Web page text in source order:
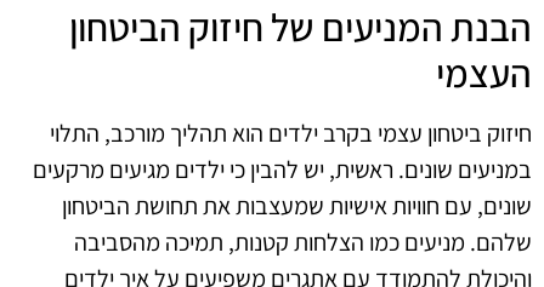
הבנת המניעים של חיזוק הביטחון
העצמי
חיזוק ביטחון עצמי בקרב ילדים הוא תהליך מורכב, התלוי
במניעים שונים. ראשית, יש להבין כי ילדים מגיעים מרקעים
שונים, עם חוויות אישיות שמעצבות את תחושת הביטחון
שלהם. מניעים כמו הצלחות קטנות, תמיכה מהסביבה
והיכולת להתמודד עם אתגרים משפיעים על איך ילדים